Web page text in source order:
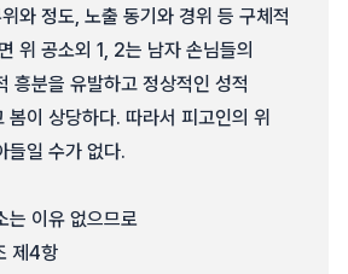
와 정도, 노출 동기와 경위 등 구체적
위 공소외 1, 2는 남자 손님들의
흥분을 유발하고 정상적인 성적
봄이 상당하다. 따라서 피고인의 위
들일 수가 없다.
는 이유 없으므로
제4항